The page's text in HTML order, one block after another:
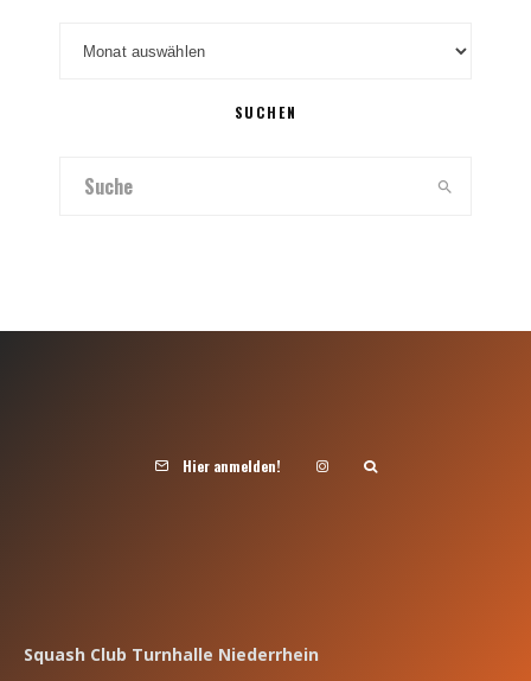
SUCHEN
Hier anmelden!
Squash Club Turnhalle Niederrhein